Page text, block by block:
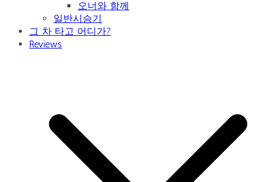
오너와 함께
일반시승기
그 차 타고 어디가?
Reviews